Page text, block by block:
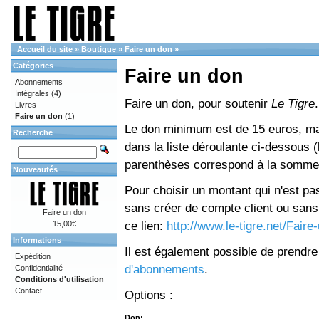
Accueil du site » Boutique » Faire un don »
Faire un don
Faire un don, pour soutenir Le Tigre.
Le don minimum est de 15 euros,
dans la liste déroulante ci-dessous
parenthèses correspond à la
Pour choisir un montant qui n'est
sans créer de compte client ou
ce lien: http://www.le-tigre.net/
Il est également possible de
d'abonnements.
Options :
Catégories
Abonnements
Intégrales (4)
Livres
Faire un don (1)
Recherche
Nouveautés
Faire un don
15,00€
Informations
Expédition
Confidentialité
Conditions d'utilisation
Contact